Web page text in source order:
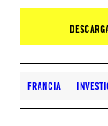
FRANCIA